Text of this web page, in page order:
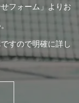
フォーム」よりお
すので明確に詳し